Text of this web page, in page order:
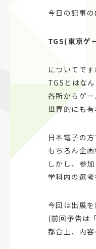
今日の記事
TGS(東京ゲ
についてです
TGSとはな
各所からゲ
世界的にも
日本電子の
もちろん企
しかし、参
学科内の選
今回は出展
(前回予告は
都合上、内